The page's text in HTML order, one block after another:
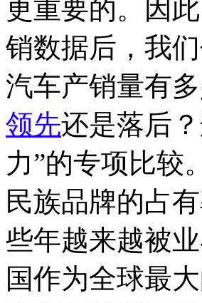
更重要的。因
销数据后，我
汽车产销量有
领先还是落后
力”的专项比较
民族品牌的占
些年越来越被
国作为全球最